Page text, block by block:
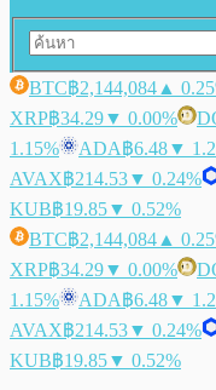
BTC฿2,144,084 ▲
XRP฿34.29▼ 0.00%
1.15%
ADA฿6.48▼
AVAX฿214.53▼ 0.24%
KUB฿19.85▼ 0.52%
BTC฿2,144,084 ▲
XRP฿34.29▼ 0.00%
1.15%
ADA฿6.48▼
AVAX฿214.53▼ 0.24%
KUB฿19.85▼ 0.52%